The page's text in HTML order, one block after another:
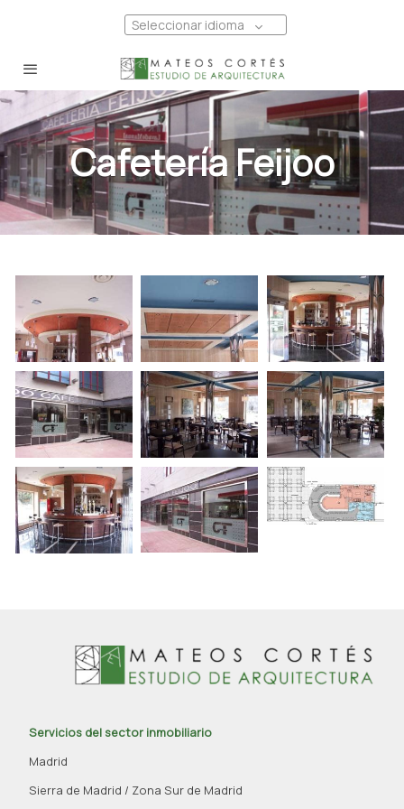
Seleccionar idioma
Cafetería Feijoo
Servicios del sector inmobiliario
Madrid
Sierra de Madrid / Zona Sur de Madrid